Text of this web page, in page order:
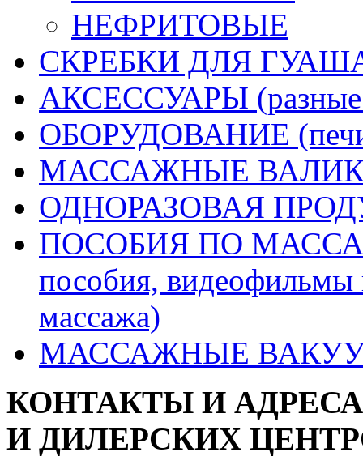
НЕФРИТОВЫЕ
СКРЕБКИ ДЛЯ
АКСЕССУАРЫ (разные
ОБОРУДОВАНИЕ (печи
МАССАЖНЫЕ
ОДНОРАЗОВАЯ
ПОСОБИЯ ПО
пособия, видеофильмы
массажа)
МАССАЖНЫЕ
КОНТАКТЫ И
И ДИЛЕРСКИХ